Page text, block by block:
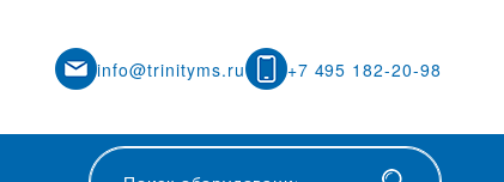
info@trinityms.ru +7 495 182-20-98